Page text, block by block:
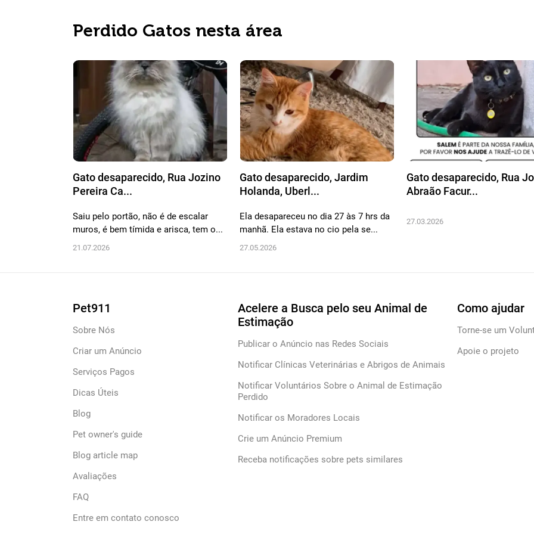
Perdido Gatos nesta área
Gato desaparecido, Rua Jozino
Pereira Ca...
Saiu pelo portão, não é de escalar
muros, é bem tímida e arisca, tem o...
21.07.2026
Gato desaparecido, Jardim
Holanda, Uberl...
Ela desapareceu no dia 27 às 7 hrs da
manhã. Ela estava no cio pela se...
27.05.2026
Gato desaparecido, Rua
Abraão Facur...
27.03.2026
Pet911
Sobre Nós
Criar um Anúncio
Serviços Pagos
Dicas Úteis
Blog
Pet owner's guide
Blog article map
Avaliações
FAQ
Entre em contato conosco
Acelere a Busca pelo seu Animal de
Estimação
Publicar o Anúncio nas Redes Sociais
Notificar Clínicas Veterinárias e Abrigos de Animais
Notificar Voluntários Sobre o Animal de Estimação
Perdido
Notificar os Moradores Locais
Crie um Anúncio Premium
Receba notificações sobre pets similares
Como ajudar
Torne-se um
Apoie o projeto